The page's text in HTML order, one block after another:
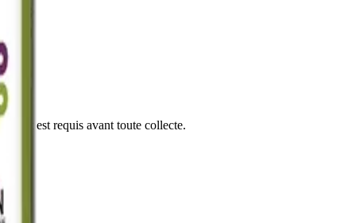
est requis avant toute collecte.